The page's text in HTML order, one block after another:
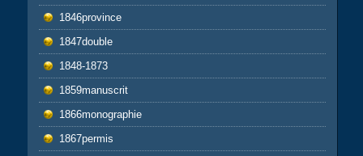
1846province
1847double
1848-1873
1859manuscrit
1866monographie
1867permis